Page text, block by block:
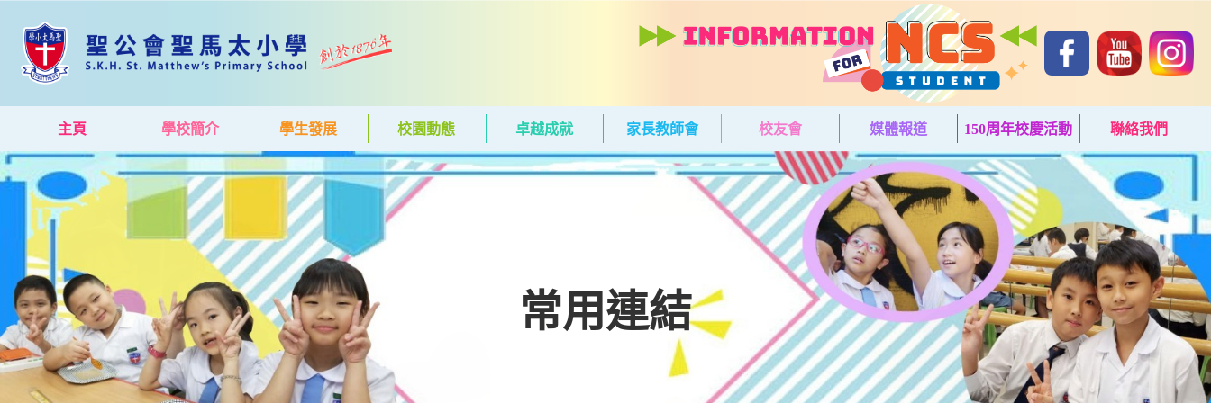
主頁(current) 學校簡介 學生發展 校園動態 卓越成就 家長教師會 校友會 媒體報道
(current) 150周年校慶活動 聯絡我們
(current)
常用連結
常用連結
常用連結